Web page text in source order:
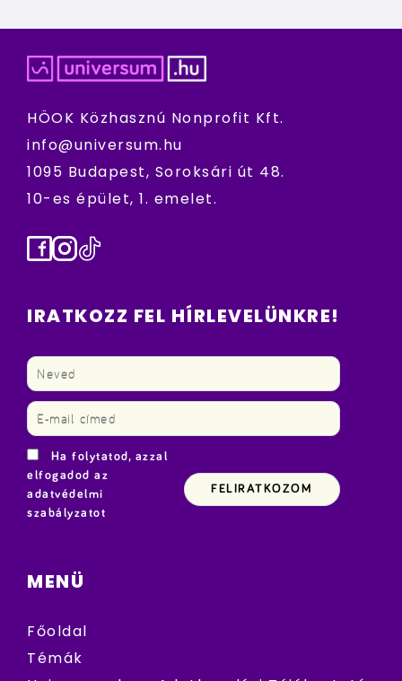
HÖOK Közhasznú Nonprofit Kft.
info@universum.hu
1095 Budapest, Soroksári út 48.
10-es épület, 1. emelet.
Facebook
Instagram
TikTok
IRATKOZZ FEL HÍRLEVELÜNKRE!
Ha folytatod, azzal
elfogadod az
adatvédelmi
szabályzatot
MENÜ
Főoldal
Témák